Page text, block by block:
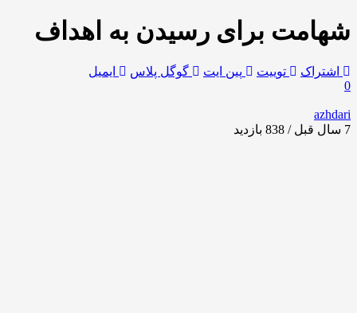
شهامت برای رسیدن به اهداف
اشتراک توییت پین ایت گوگل‌ پلاس
ایمیل
0
azhdari
7 سال قبل / 838
بازدید